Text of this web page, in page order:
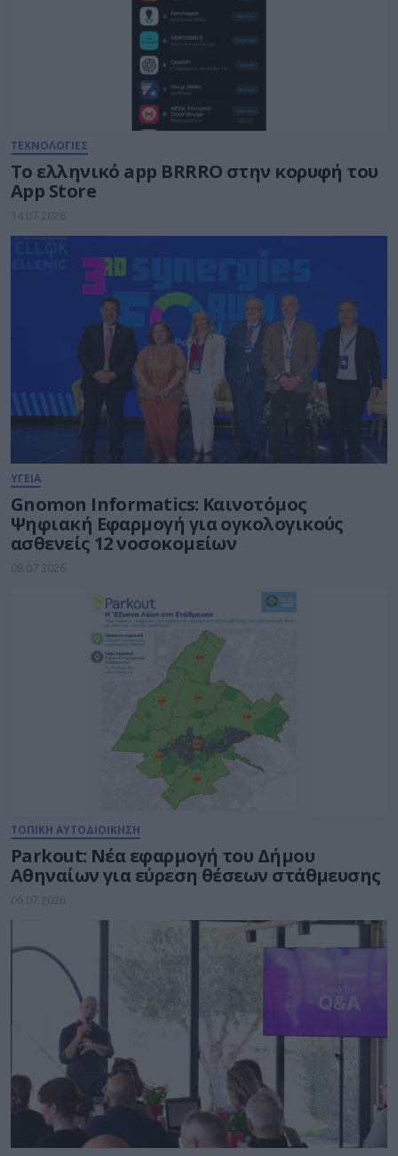
ΤΕΧΝΟΛΟΓΙΕΣ
Το ελληνικό app BRRRO στην κορυφή του
App Store
14.07.2026
ΥΓΕΙΑ
Gnomon Informatics: Καινοτόμος
Ψηφιακή Εφαρμογή για ογκολογικούς
ασθενείς 12 νοσοκομείων
08.07.2026
ΤΟΠΙΚΗ ΑΥΤΟΔΙΟΙΚΗΣΗ
Parkout: Νέα εφαρμογή του Δήμου
Αθηναίων για εύρεση θέσεων στάθμευσης
06.07.2026